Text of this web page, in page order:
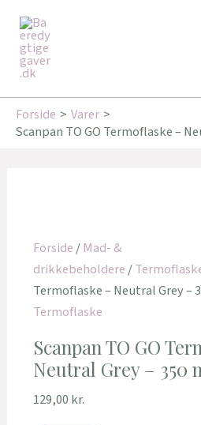
indholdet
Forside
Varer
Scanpan TO GO Termoflaske –
Forside/Mad- &
drikkebeholdere/
Termoflaske – Neutral Grey –
Termoflaske
Scanpan TO GO
Neutral Grey – 350
129,00 kr.
Tilbud!
Tilbud!
179,00 kr..
Tilbud!
Tilbud!
34,95 kr..29,95
Tilbud!
Tilbud!
179,00 kr..